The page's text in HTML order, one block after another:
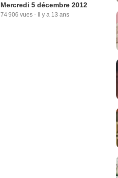
Mercredi 5 décembre 2012
74 906 vues - Il y a 13 ans